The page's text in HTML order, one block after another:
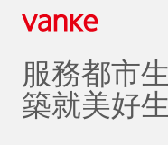
服務都市
築就美好